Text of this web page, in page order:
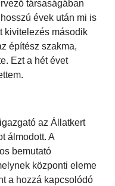
társaságában
évek után mi is
kivitelezés második
építész szakma,
Ezt a hét évet
az Állatkert
álmodott. A
bemutató
központi eleme
a hozzá kapcsolódó